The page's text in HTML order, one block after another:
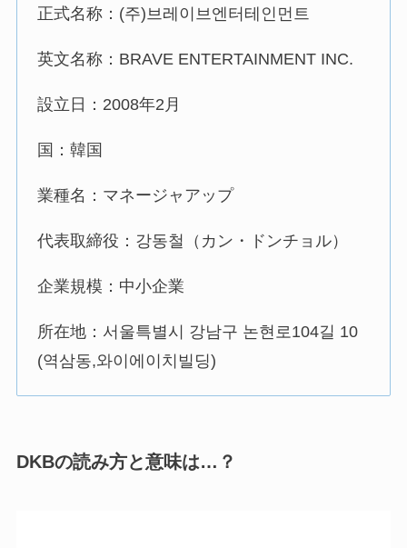
正式名称：(주)브레이브엔터테인먼트
英文名称：BRAVE ENTERTAINMENT INC.
設立日：2008年2月
国：韓国
業種名：マネージャアップ
代表取締役：강동철（カン・ドンチョル）
企業規模：中小企業
所在地：서울특별시 강남구 논현로104길 10
(역삼동,와이에이치빌딩)
DKBの読み方と意味は…？